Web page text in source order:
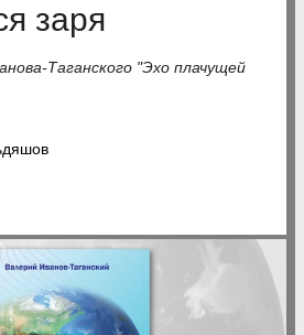
заря
Таганского "Эхо плачущей